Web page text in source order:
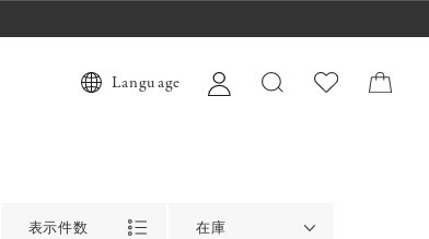
Language
表示件数 在庫